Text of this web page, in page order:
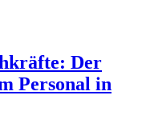
Der
Personal in